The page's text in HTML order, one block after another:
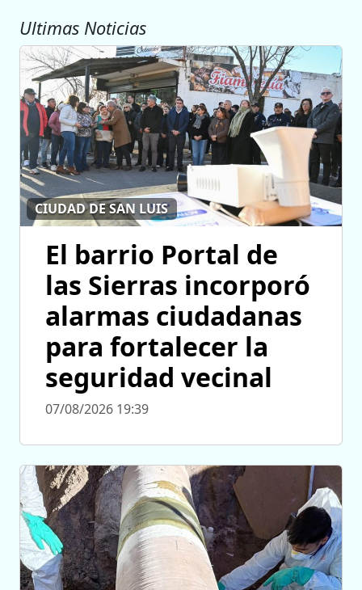
Ultimas Noticias
CIUDAD DE SAN LUIS
El barrio Portal de
las Sierras incorporó
alarmas ciudadanas
para fortalecer la
seguridad vecinal
07/08/2026 19:39